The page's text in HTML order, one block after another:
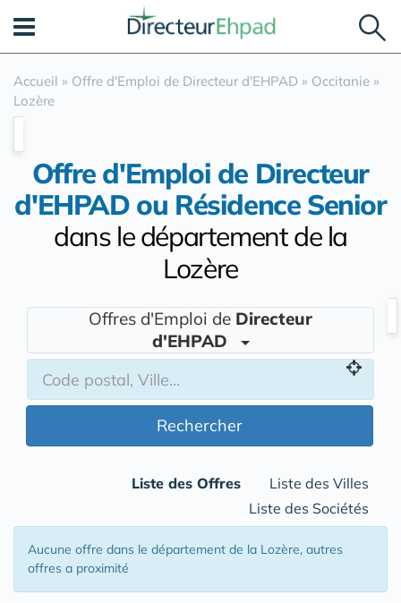
Accueil » Offre d'Emploi de Directeur d'EHPAD » Occitanie »
Lozère
Offre d'Emploi de Directeur
d'EHPAD ou Résidence Senior
dans le département de la
Lozère
Offres d'Emploi de Directeur
d'EHPAD
Rechercher
Liste des Offres
Liste des Villes
Liste des Sociétés
Aucune offre dans le département de la Lozère, autres
offres a proximité
Panneau de gestion des cookies